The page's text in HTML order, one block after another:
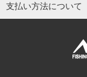
支払い方法について